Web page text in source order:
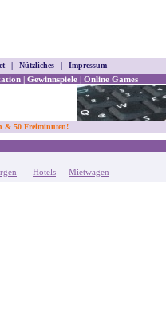
| Nützliches | Impressum
| Gewinnspiele| Online Games
& 50 Freiminuten!
Hotels Mietwagen